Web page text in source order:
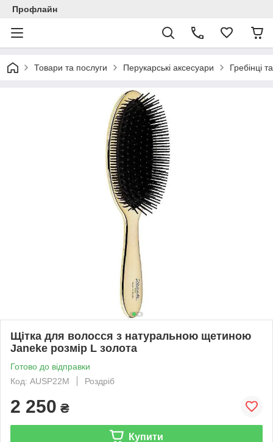
Профлайн
Товари та послуги Перукарські аксесуари Гребінці
Щітка для волосся з натуральною щетиною
Janeke розмір L золота
Готово до відправки
Код: AUSP22M
Роздріб
2 250 ₴
Купити